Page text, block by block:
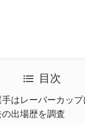
目次
はレーバーカップ
出場歴を調査